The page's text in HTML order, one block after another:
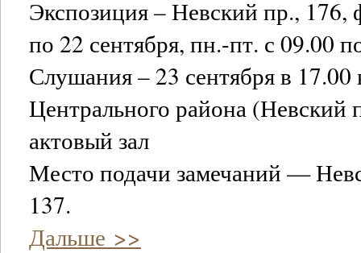
Экспозиция – Невский пр., 176,
по 22 сентября, пн.-пт. с 09.00
Слушания – 23 сентября в
Центрального района (Невский
актовый зал
Место подачи замечаний —
137.
Дальше >>